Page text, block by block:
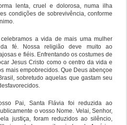
lenta, cruel e dolorosa, numa ilha
condições de sobrevivência, conforme
a vida de mais uma mulher
fé. Nossa religião deve muito ao
e fiéis. Enfrentando os costumes de
Jesus Cristo como o centro da vida e
mais empobrecidos. Que Deus abençoe
sobretudo aquelas que gastam seu
Pai, Santa Flávia foi reduzida ao
o vosso Nome. Velai, Senhor,
justiça, foram reduzidos ao silêncio,